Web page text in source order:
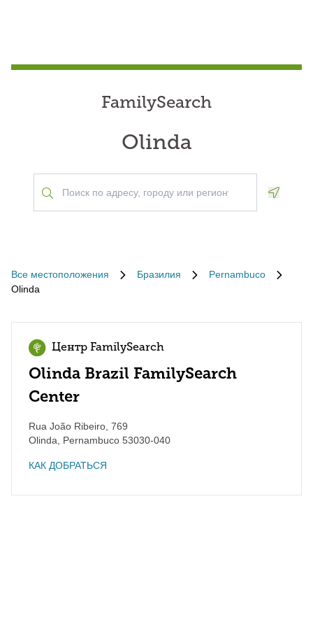
FamilySearch
Olinda
Все местоположения Бразилия
Pernambuco
Olinda
Центр FamilySearch
Olinda Brazil FamilySearch
Center
Rua João Ribeiro, 769
Olinda
Pernambuco 53030-040
КАК ДОБРАТЬСЯ